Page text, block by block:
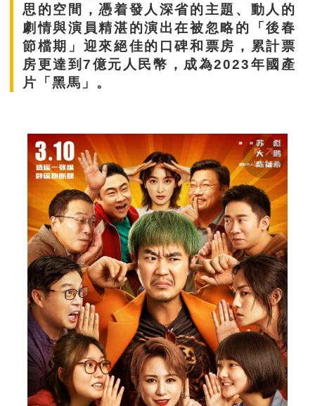
思的空間，憑着發人深省的主題、動人的
劇情與演員精湛的演出在被忽略的「後春
節檔期」迎來絕佳的口碑和票房，累計票
房更達到7億元人民幣，成為2023年國產
片「黑馬」。